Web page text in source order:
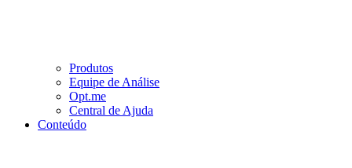
Produtos
Equipe de Análise
Opt.me
Central de Ajuda
Conteúdo